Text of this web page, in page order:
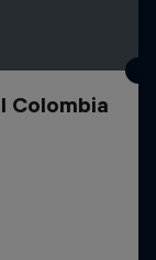
Colombia